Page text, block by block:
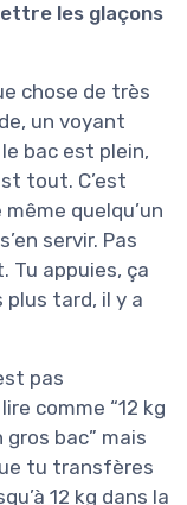
les glaçons
chose de très
un voyant
bac est plein,
tout. C’est
quelqu’un
servir. Pas
Tu appuies, ça
tard, il y a
pas
comme “12 kg
gros bac” mais
tu transfères
12 kg dans la